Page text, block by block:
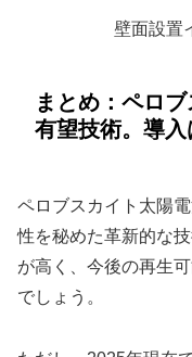
壁面設置
まとめ：ペロ
有望技術。導
ペロブスカイト太陽
性を秘めた革新的な
が高く、今後の再生
でしょう。